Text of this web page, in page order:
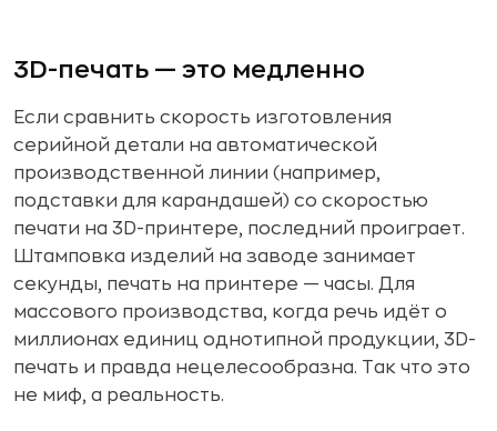
3D-печать — это медленно
Если сравнить скорость изготовления
серийной детали на автоматической
производственной линии (например,
подставки для карандашей) со скоростью
печати на 3D-принтере, последний проиграет.
Штамповка изделий на заводе занимает
секунды, печать на принтере — часы. Для
массового производства, когда речь идёт о
миллионах единиц однотипной продукции, 3D-
печать и правда нецелесообразна. Так что это
не миф, а реальность.